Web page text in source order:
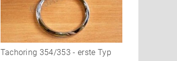
Tachoring 354/353 - erste Typ